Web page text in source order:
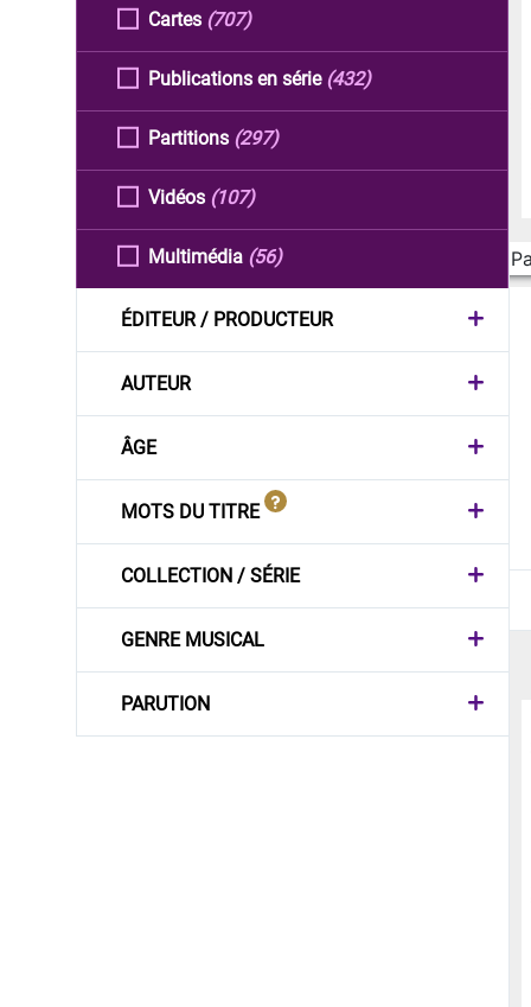
Cartes (707)
Publications en série (432)
Partitions (297)
Vidéos (107)
Multimédia (56)
ÉDITEUR / PRODUCTEUR
AUTEUR
ÂGE
MOTS DU TITRE
COLLECTION / SÉRIE
GENRE MUSICAL
PARUTION